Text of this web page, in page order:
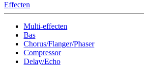
Effecten
Multi-effecten
Bas
Chorus/Flanger/Phaser
Compressor
Delay/Echo